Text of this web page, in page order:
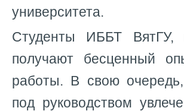
университета.
Студенты ИББТ ВятГУ,
получают бесценный
работы. В свою
под руководством